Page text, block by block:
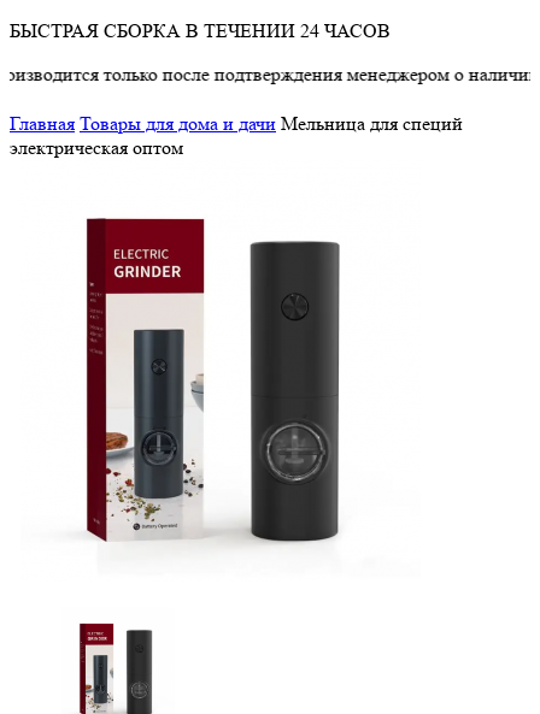
БЫСТРАЯ СБОРКА В ТЕЧЕНИИ 24 ЧАСОВ
только после подтверждения менеджером о наличии товара.
Главная Товары для дома и дачи Мельница для специй
электрическая оптом